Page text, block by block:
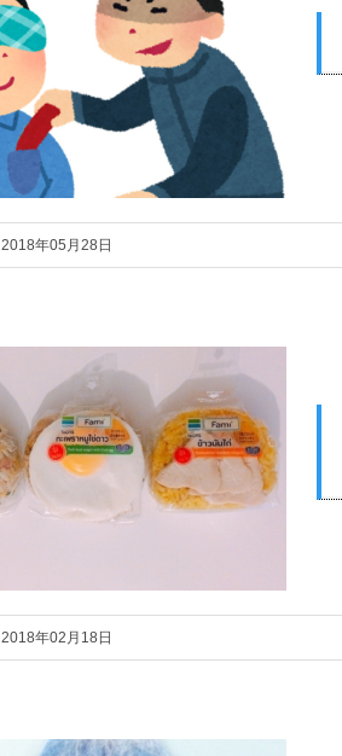
2018年05月28日
2018年02月18日